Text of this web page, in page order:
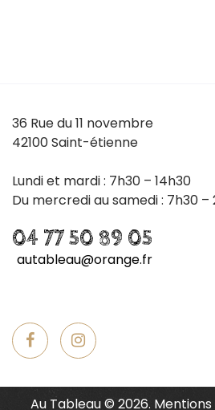
36 Rue du 11 novembre
42100 Saint-étienne
Lundi et mardi : 7h30 – 14h30
Du mercredi au samedi : 7h30 –
04 77 50 89 05
autableau@orange.fr
Au Tableau©2026.